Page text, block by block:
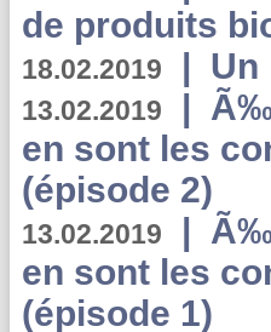
de produits
18.02.2019 | Un
13.02.2019 |
en sont les
(épisode 2)
13.02.2019 |
en sont les
(épisode 1)